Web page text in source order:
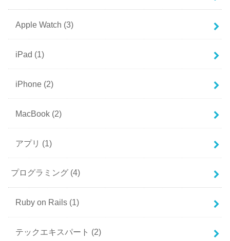
Apple Watch (3)
iPad (1)
iPhone (2)
MacBook (2)
アプリ (1)
プログラミング (4)
Ruby on Rails (1)
テックエキスパート (2)